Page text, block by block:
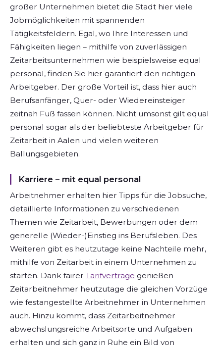
großer Unternehmen bietet die Stadt hier viele
Jobmöglichkeiten mit spannenden
Tätigkeitsfeldern. Egal, wo Ihre Interessen und
Fähigkeiten liegen – mithilfe von zuverlässigen
Zeitarbeitsunternehmen wie beispielsweise equal
personal, finden Sie hier garantiert den richtigen
Arbeitgeber. Der große Vorteil ist, dass hier auch
Berufsanfänger, Quer- oder Wiedereinsteiger
zeitnah Fuß fassen können. Nicht umsonst gilt equal
personal sogar als der beliebteste Arbeitgeber für
Zeitarbeit in Aalen und vielen weiteren
Ballungsgebieten.
Karriere – mit equal personal
Arbeitnehmer erhalten hier Tipps für die Jobsuche,
detaillierte Informationen zu verschiedenen
Themen wie Zeitarbeit, Bewerbungen oder dem
generelle (Wieder-)Einstieg ins Berufsleben. Des
Weiteren gibt es heutzutage keine Nachteile mehr,
mithilfe von Zeitarbeit in einem Unternehmen zu
starten. Dank fairer Tarifverträge genießen
Zeitarbeitnehmer heutzutage die gleichen Vorzüge
wie festangestellte Arbeitnehmer in Unternehmen
auch. Hinzu kommt, dass Zeitarbeitnehmer
abwechslungsreiche Arbeitsorte und Aufgaben
erhalten und sich ganz in Ruhe ein Bild von